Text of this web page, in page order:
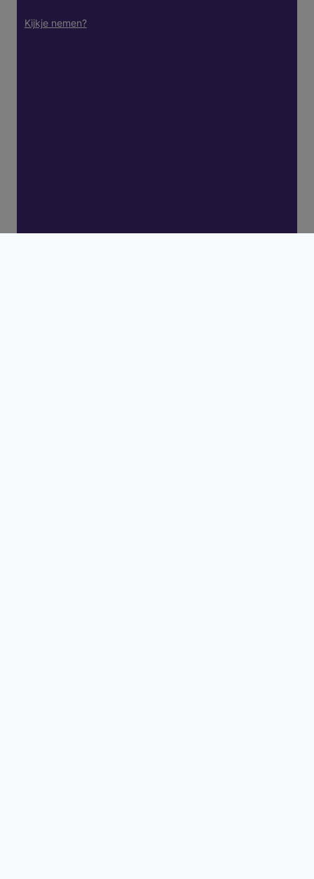
Kijkje nemen?